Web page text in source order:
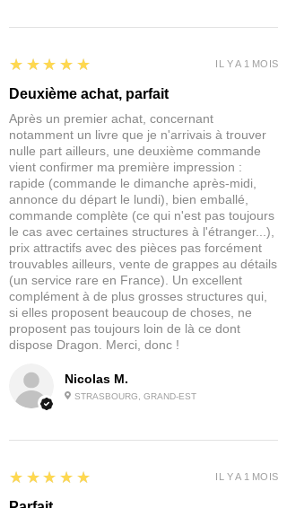
miniatures au monde.
Nicolas M.
STRASBOURG, GRAND-EST
5
★★★★★
Deuxième achat, parfait
Après un premier achat, concernant
notamment un livre que je n'arrivais à trouver
nulle part ailleurs, une deuxième commande
vient confirmer ma première impression :
rapide (commande le dimanche après-midi,
annonce du départ le lundi), bien emballé,
commande complète (ce qui n'est pas toujours
le cas avec certaines structures à l'étranger...),
prix attractifs avec des pièces pas forcément
trouvables ailleurs, vente de grappes au détails
(un service rare en France). Un excellent
complément à de plus grosses structures qui,
si elles proposent beaucoup de choses, ne
proposent pas toujours loin de là ce dont
dispose Dragon. Merci, donc !
IL Y A 1 MOIS
5
★★★★★ IL Y A 1 MOIS